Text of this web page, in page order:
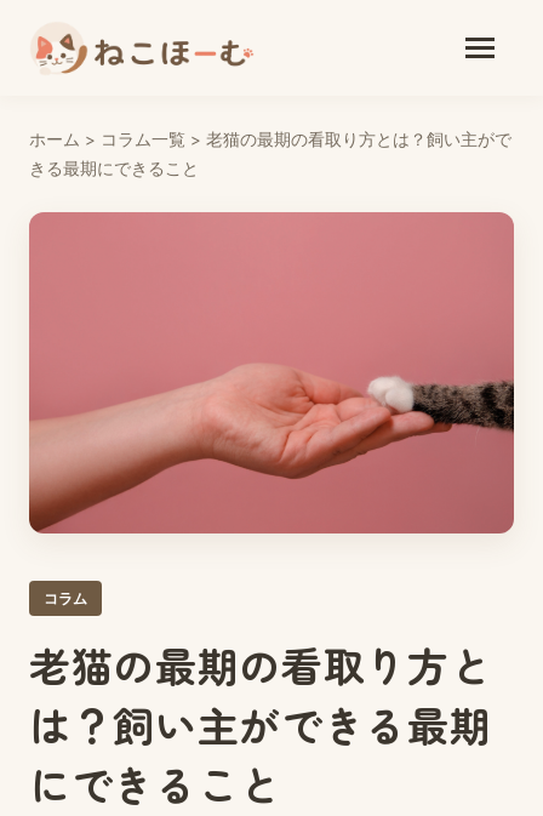
ホーム > コラム一覧 > 老猫の最期の看取り方とは？飼い主がで
きる最期にできること
コラム
老猫の最期の看取り方と
は？飼い主ができる最期
にできること